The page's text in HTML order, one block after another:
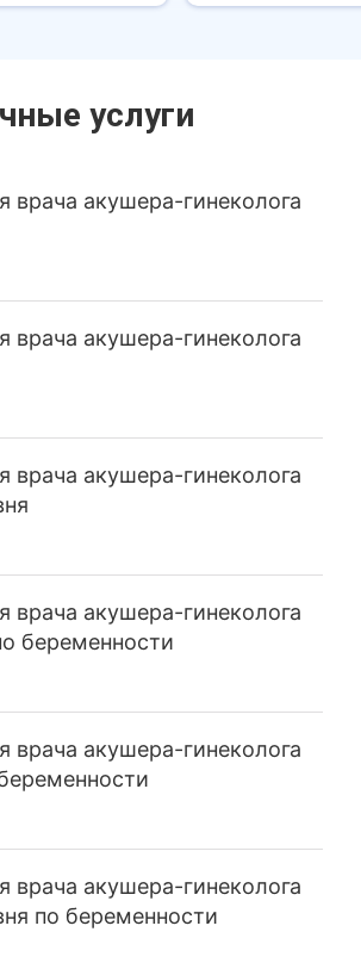
услуги
врача акушера-гинеколога
врача акушера-гинеколога
врача акушера-гинеколога
врача акушера-гинеколога
беременности
врача акушера-гинеколога
врача акушера-гинеколога
по беременности